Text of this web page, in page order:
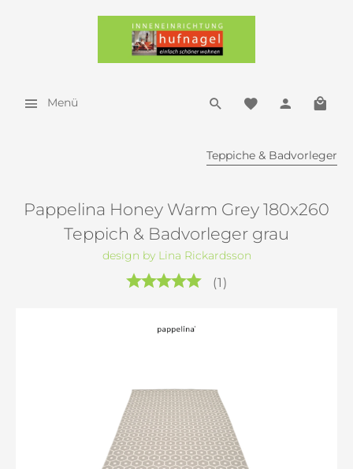
Menü
Teppiche & Badvorleger
Pappelina Honey Warm Grey 180x260
Teppich & Badvorleger grau
design by Lina Rickardsson
(1 )